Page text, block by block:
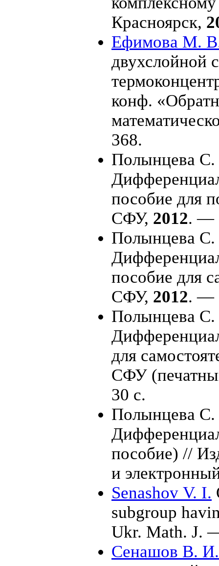
Красноярск,
Ефимова М.
двухслойной
конф.
368.
Полынцева
пособие для
СФУ, 2012. —
Полынцева
пособие для
СФУ, 2012. —
Полынцева
для
СФУ
30 с.
Полынцева
пособие) //
и
Senashov V. I.
subgroup
Ukr. Math. J.
Сенашов В. И.